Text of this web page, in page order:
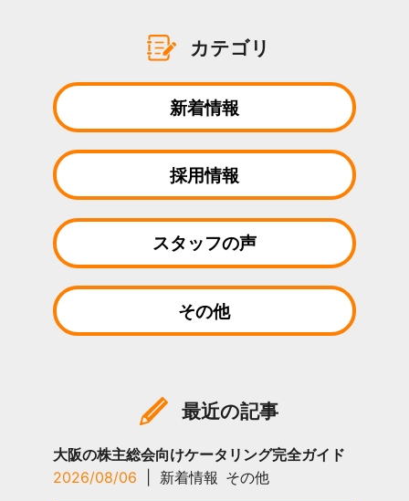
カテゴリ
新着情報
採用情報
スタッフの声
その他
最近の記事
大阪の株主総会向けケータリング完全ガイド
2026/08/06
新着情報 その他